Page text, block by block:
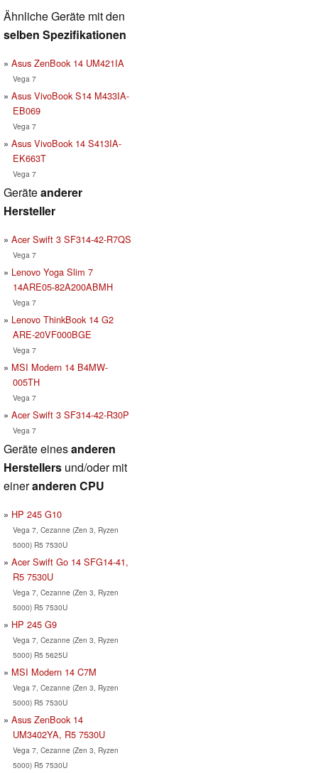
Ähnliche Geräte mit den
selben Spezifikationen
Asus ZenBook 14 UM421IA
Vega 7
Asus VivoBook S14 M433IA-
EB069
Vega 7
Asus VivoBook 14 S413IA-
EK663T
Vega 7
Geräteanderer
Hersteller
Acer Swift 3 SF314-42-R7QS
Vega 7
Lenovo Yoga Slim 7
14ARE05-82A200ABMH
Vega 7
Lenovo ThinkBook 14 G2
ARE-20VF000BGE
Vega 7
MSI Modern 14 B4MW-
005TH
Vega 7
Acer Swift 3 SF314-42-R30P
Vega 7
Geräte einesanderen
Herstellers und/oder mit
eineranderen CPU
HP 245 G10
Vega 7, Cezanne (Zen 3, Ryzen
5000) R5 7530U
Acer Swift Go 14 SFG14-41,
R5 7530U
Vega 7, Cezanne (Zen 3, Ryzen
5000) R5 7530U
HP 245 G9
Vega 7, Cezanne (Zen 3, Ryzen
5000) R5 5625U
MSI Modern 14 C7M
Vega 7, Cezanne (Zen 3, Ryzen
5000) R5 7530U
Asus ZenBook 14
UM3402YA, R5 7530U
Vega 7, Cezanne (Zen 3, Ryzen
5000) R5 7530U